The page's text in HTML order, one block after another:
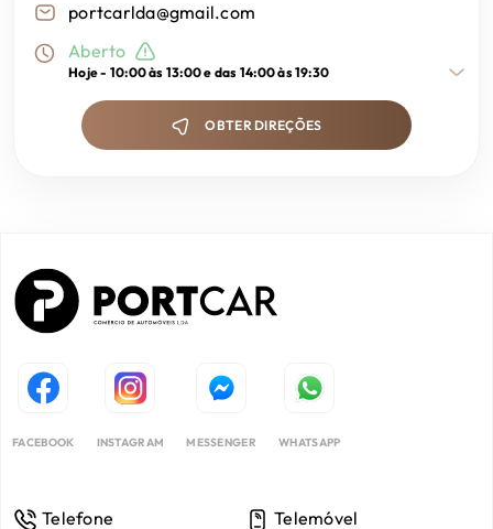
portcarlda@gmail.com
Aberto
Hoje - 10:00 às 13:00 e das 14:00 às 19:30
OBTER DIREÇÕES
FACEBOOK INSTAGRAM MESSENGER WHATSAPP
Telefone
Telemóvel